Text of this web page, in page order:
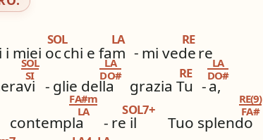
i miei oc
SOL
chi e fam
LA
- mi vede
RE
re
SOL
SI
- glie della
LA
DO#
grazia Tu
RE
-a,
LA
DO#
contempla
FA#m
LA
- re il
SOL7+
Tuo splendo
RE(9)
FA#